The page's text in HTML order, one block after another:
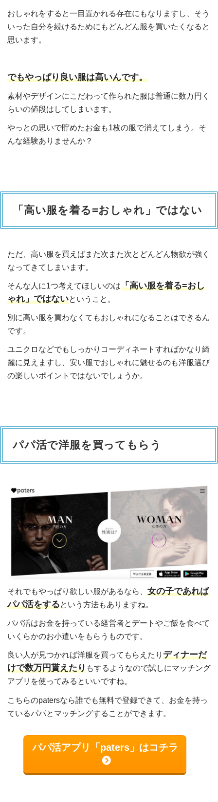
おしゃれをすると一目置かれる存在にもなりますし、そう
いった自分を続けるためにもどんどん服を買いたくなると
思います。
でもやっぱり良い服は高いんです。
素材やデザインにこだわって作られた服は普通に数万円く
らいの値段はしてしまいます。
やっとの思いで貯めたお金も1枚の服で消えてしまう。そ
んな経験ありませんか？
「高い服を着る=おしゃれ」ではない
ただ、高い服を買えばまた次また次とどんどん物欲が強く
なってきてしまいます。
そんな人に1つ考えてほしいのは「高い服を着る=おし
ゃれ」ではないということ。
別に高い服を買わなくてもおしゃれになることはできるん
です。
ユニクロなどでもしっかりコーディネートすればかなり綺
麗に見えますし、安い服でおしゃれに魅せるのも洋服選び
の楽しいポイントではないでしょうか。
パパ活で洋服を買ってもらう
それでもやっぱり欲しい服があるなら、 女の子であれば
パパ活をするという方法もありますね。
パパ活はお金を持っている経営者とデートやご飯を食べて
いくらかのお小遣いをもらうものです。
良い人が見つかれば洋服を買ってもらえたり ディナーだ
けで数万円貰えたりもするようなので試しにマッチング
アプリを使ってみるといいですね。
こちらのpatersなら誰でも無料で登録できて、お金を持っ
ているパパとマッチングすることができます。
パパ活アプリ「paters」はコチラ